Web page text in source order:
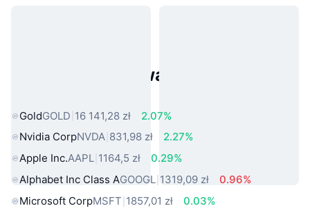
Popularne aktywa ze świata
GoldGOLD 16 141,28 zł
2.07%
Nvidia CorpNVDA 831,98 zł
2.27%
Apple Inc.AAPL 1164,5 zł
0.29%
Alphabet Inc Class AGOOGL 1319,09 zł
0.96%
Microsoft CorpMSFT 1857,01 zł
0.03%